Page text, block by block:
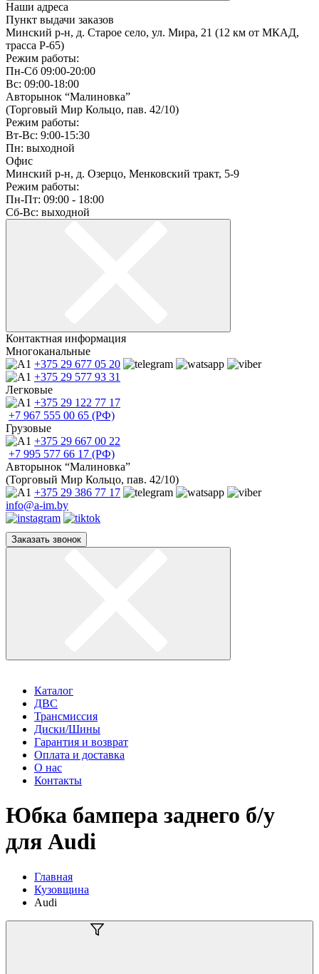
Наши адреса
Пункт выдачи заказов
Минский р-н, д. Старое село, ул. Мира, 21 (12 км от МКАД,
трасса P-65)
Режим работы:
Пн-Сб 09:00-20:00
Вс: 09:00-18:00
Авторынок “Малиновка”
(Торговый Мир Кольцо, пав. 42/10)
Режим работы:
Вт-Вс: 9:00-15:30
Пн: выходной
Офис
Минский р-н, д. Озерцо, Менковский тракт, 5-9
Режим работы:
Пн-Пт: 09:00 - 18:00
Сб-Вс: выходной
Контактная информация
Многоканальные
+375 29 677 05 20
+375 29 577 93 31
Легковые
+375 29 122 77 17
+7 967 555 00 65 (РФ)
Грузовые
+375 29 667 00 22
+7 995 577 66 17 (РФ)
Авторынок “Малиновка”
(Торговый Мир Кольцо, пав. 42/10)
+375 29 386 77 17
info@a-im.by
Заказать звонок
Каталог
ДВС
Трансмиссия
Диски/Шины
Гарантия и возврат
Оплата и доставка
О нас
Контакты
Юбка бампера заднего б/у
для Audi
Главная
Кузовщина
Audi